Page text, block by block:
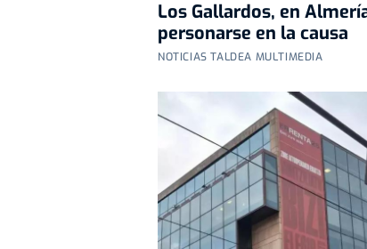
Los Gallardos, en
personarse en la causa
NOTICIAS TALDEA MULTIMEDIA